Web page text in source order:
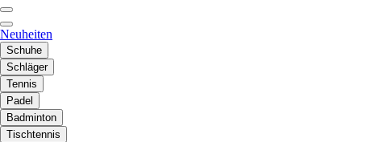
Neuheiten
Schuhe
Schläger
Tennis
Padel
Badminton
Tischtennis